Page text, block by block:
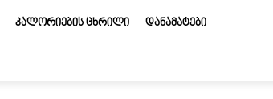
ᲙᲐᲚᲝᲠᲘᲔᲑᲘᲡ ᲪᲮᲠᲘᲚᲘ ᲓᲐᲜᲐᲛᲐᲢᲔᲑᲘ